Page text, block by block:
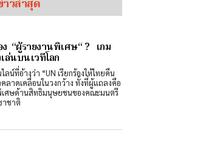
าวล่าสุด
ง “ผู้รายงานพิเศษ“ ? เกม
ล่นบนเวทีโลก
น์ที่อ้างว่า “UN เรียกร้องให้ไทยคืน
ลาดเคลื่อนในวงกว้าง ทั้งที่ผู้แถลงคือ
เศษด้านสิทธิมนุษยชนของคณะมนตรี
ชาติ